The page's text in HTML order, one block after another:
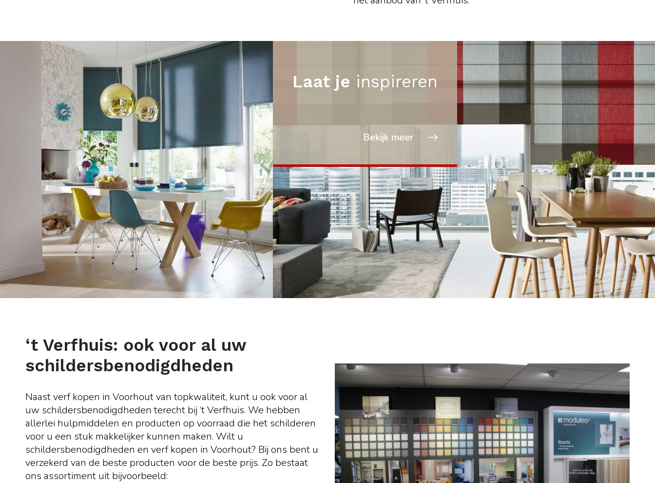
Laat je inspireren
Bekijk meer
‘t Verfhuis: ook voor al uw
schildersbenodigdheden
Naast verf kopen in Voorhout van topkwaliteit, kunt u ook voor al
uw schildersbenodigdheden terecht bij ‘t Verfhuis. We hebben
allerlei hulpmiddelen en producten op voorraad die het schilderen
voor u een stuk makkelijker kunnen maken. Wilt u
schildersbenodigdheden en verf kopen in Voorhout? Bij ons bent u
verzekerd van de beste producten voor de beste prijs. Zo bestaat
ons assortiment uit bijvoorbeeld: